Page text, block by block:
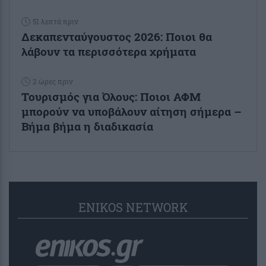
51 λεπτά πριν
Δεκαπενταύγουστος 2026: Ποιοι θα
λάβουν τα περισσότερα χρήματα
2 ώρες πριν
Τουρισμός για Όλους: Ποιοι ΑΦΜ
μπορούν να υποβάλουν αίτηση σήμερα –
Βήμα βήμα η διαδικασία
ENIKOS NETWORK